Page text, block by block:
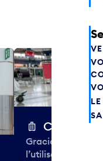
Chariots à
Gracieuseté de la
l’utilisation des